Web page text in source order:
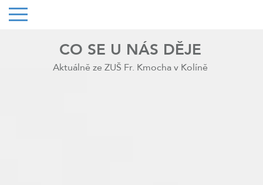
CO SE U NÁS DĚJE
Aktuálně ze ZUŠ Fr. Kmocha v Kolíně